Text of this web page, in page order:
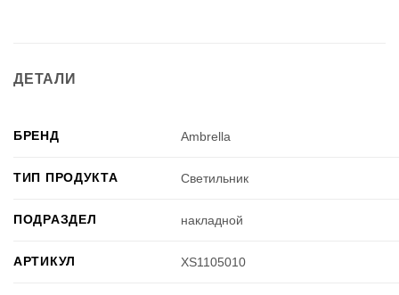
ДЕТАЛИ
БРЕНД Ambrella
ТИП ПРОДУКТА Светильник
ПОДРАЗДЕЛ накладной
АРТИКУЛ XS1105010